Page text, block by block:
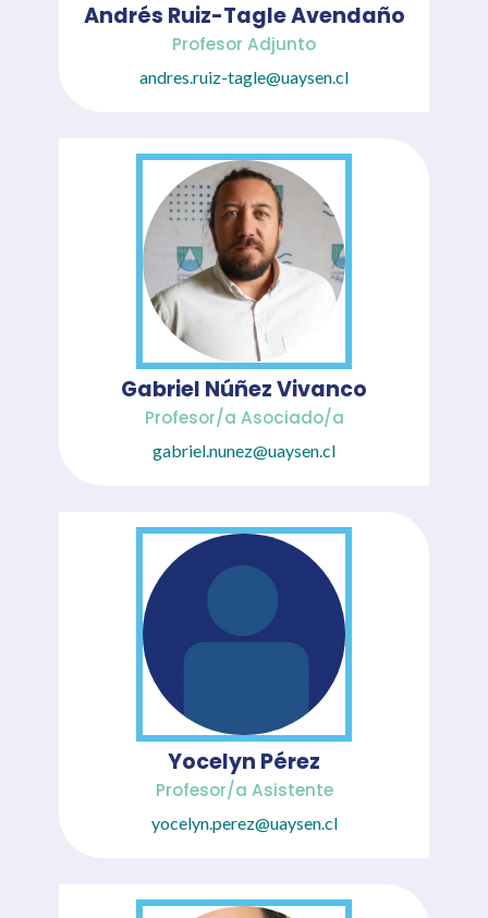
Andrés Ruiz-Tagle Avendaño
Profesor Adjunto
andres.ruiz-tagle@uaysen.cl
Gabriel Núñez Vivanco
Profesor/a Asociado/a
gabriel.nunez@uaysen.cl
Yocelyn Pérez
Profesor/a Asistente
yocelyn.perez@uaysen.cl